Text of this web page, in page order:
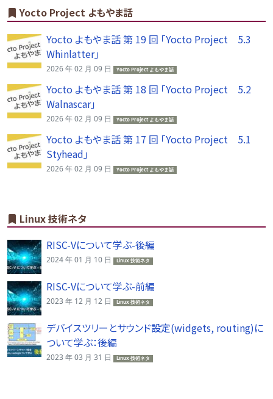
Yocto Project よもやま話
Yocto よもやま話 第 19 回 「Yocto Project 5.3
Whinlatter」
2026 年 02 月 09 日 Yocto Project よもやま話
Yocto よもやま話 第 18 回 「Yocto Project 5.2
Walnascar」
2026 年 02 月 09 日 Yocto Project よもやま話
Yocto よもやま話 第 17 回 「Yocto Project 5.1
Styhead」
2026 年 02 月 09 日 Yocto Project よもやま話
Linux 技術ネタ
RISC-Vについて学ぶ-後編
2024 年 01 月 10 日 Linux 技術ネタ
RISC-Vについて学ぶ-前編
2023 年 12 月 12 日 Linux 技術ネタ
デバイスツリーとサウンド設定(widgets, routing)に
ついて学ぶ：後編
2023 年 03 月 31 日 Linux 技術ネタ